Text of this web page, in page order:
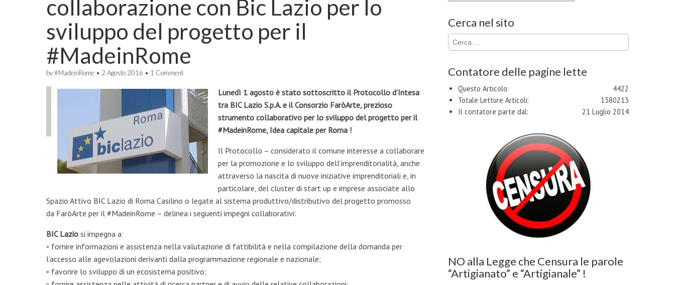
collaborazione con Bic Lazio per lo
sviluppo del progetto per il
#MadeinRome
by#MadeinRome • 2 Agosto 2016 • 1 Comment
Lunedì 1 agosto è stato sottoscritto il Protocollo d’Intesa
tra BIC Lazio S.p.A. e il Consorzio FaròArte, prezioso
strumento collaborativo per lo sviluppo del progetto per il
#MadeinRome, Idea capitale per Roma !
Il Protocollo – considerato il comune interesse a collaborare
per la promozione e lo sviluppo dell’imprenditorialità, anche
attraverso la nascita di nuove iniziative imprenditoriali e, in
particolare, del cluster di start up e imprese associate allo
Spazio Attivo BIC Lazio di Roma Casilino o legate al sistema produttivo/distributivo del progetto promosso
da FaròArte per il #MadeinRome – delinea i seguenti impegni collaborativi:
BIC Lazio si impegna a:
▫ fornire informazioni e assistenza nella valutazione di fattibilità e nella compilazione della domanda per
l’accesso alle agevolazioni derivanti dalla programmazione regionale e nazionale;
▫ favorire lo sviluppo di un ecosistema positivo;
Cerca nel sito
Ricerca
per:
Contatore delle pagine lette
4422
Questo Articolo:
1380213
Totale Letture Articoli:
21 Luglio 2014
Il contatore parte dal:
NO alla Legge che Censura le parole
“Artigianato” e “Artigianale” !